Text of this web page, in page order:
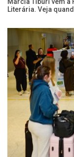
Literária. Veja